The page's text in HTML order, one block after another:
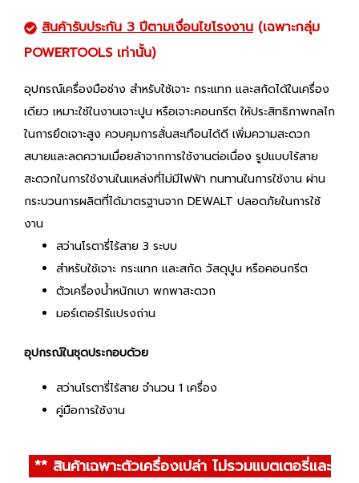
สินค้ารับประกัน 3 ปีตามเงื่อนไขโรงงาน (เฉพาะกลุ่ม
POWERTOOLS เท่านั้น)
อุปกรณ์เครื่องมือช่าง สำหรับใช้เจาะ กระแทก และสกัดได้ในเครื่อง
เดียว เหมาะใช้ในงานเจาะปูน หรือเจาะคอนกรีต ให้ประสิทธิภาพกลไก
ในการยึดเจาะสูง ควบคุมการสั่นสะเทือนได้ดี เพิ่มความสะดวก
สบายและลดความเมื่อยล้าจากการใช้งานต่อเนื่อง รูปแบบไร้สาย
สะดวกในการใช้งานในแหล่งที่ไม่มีไฟฟ้า ทนทานในการใช้งาน ผ่าน
กระบวนการผลิตที่ได้มาตรฐานจาก DEWALT ปลอดภัยในการใช้
งาน
สว่านโรตารี่ไร้สาย 3 ระบบ
สำหรับใช้เจาะ กระแทก และสกัด วัสดุปูน หรือคอนกรีต
ตัวเครื่องน้ำหนักเบา พกพาสะดวก
มอร์เตอร์ไร้แปรงถ่าน
อุปกรณ์ในชุดประกอบด้วย
สว่านโรตารี่ไร้สาย จำนวน 1 เครื่อง
คู่มือการใช้งาน
** สินค้าเฉพาะตัวเครื่องเปล่า ไม่รวมแบตเตอรี่และ